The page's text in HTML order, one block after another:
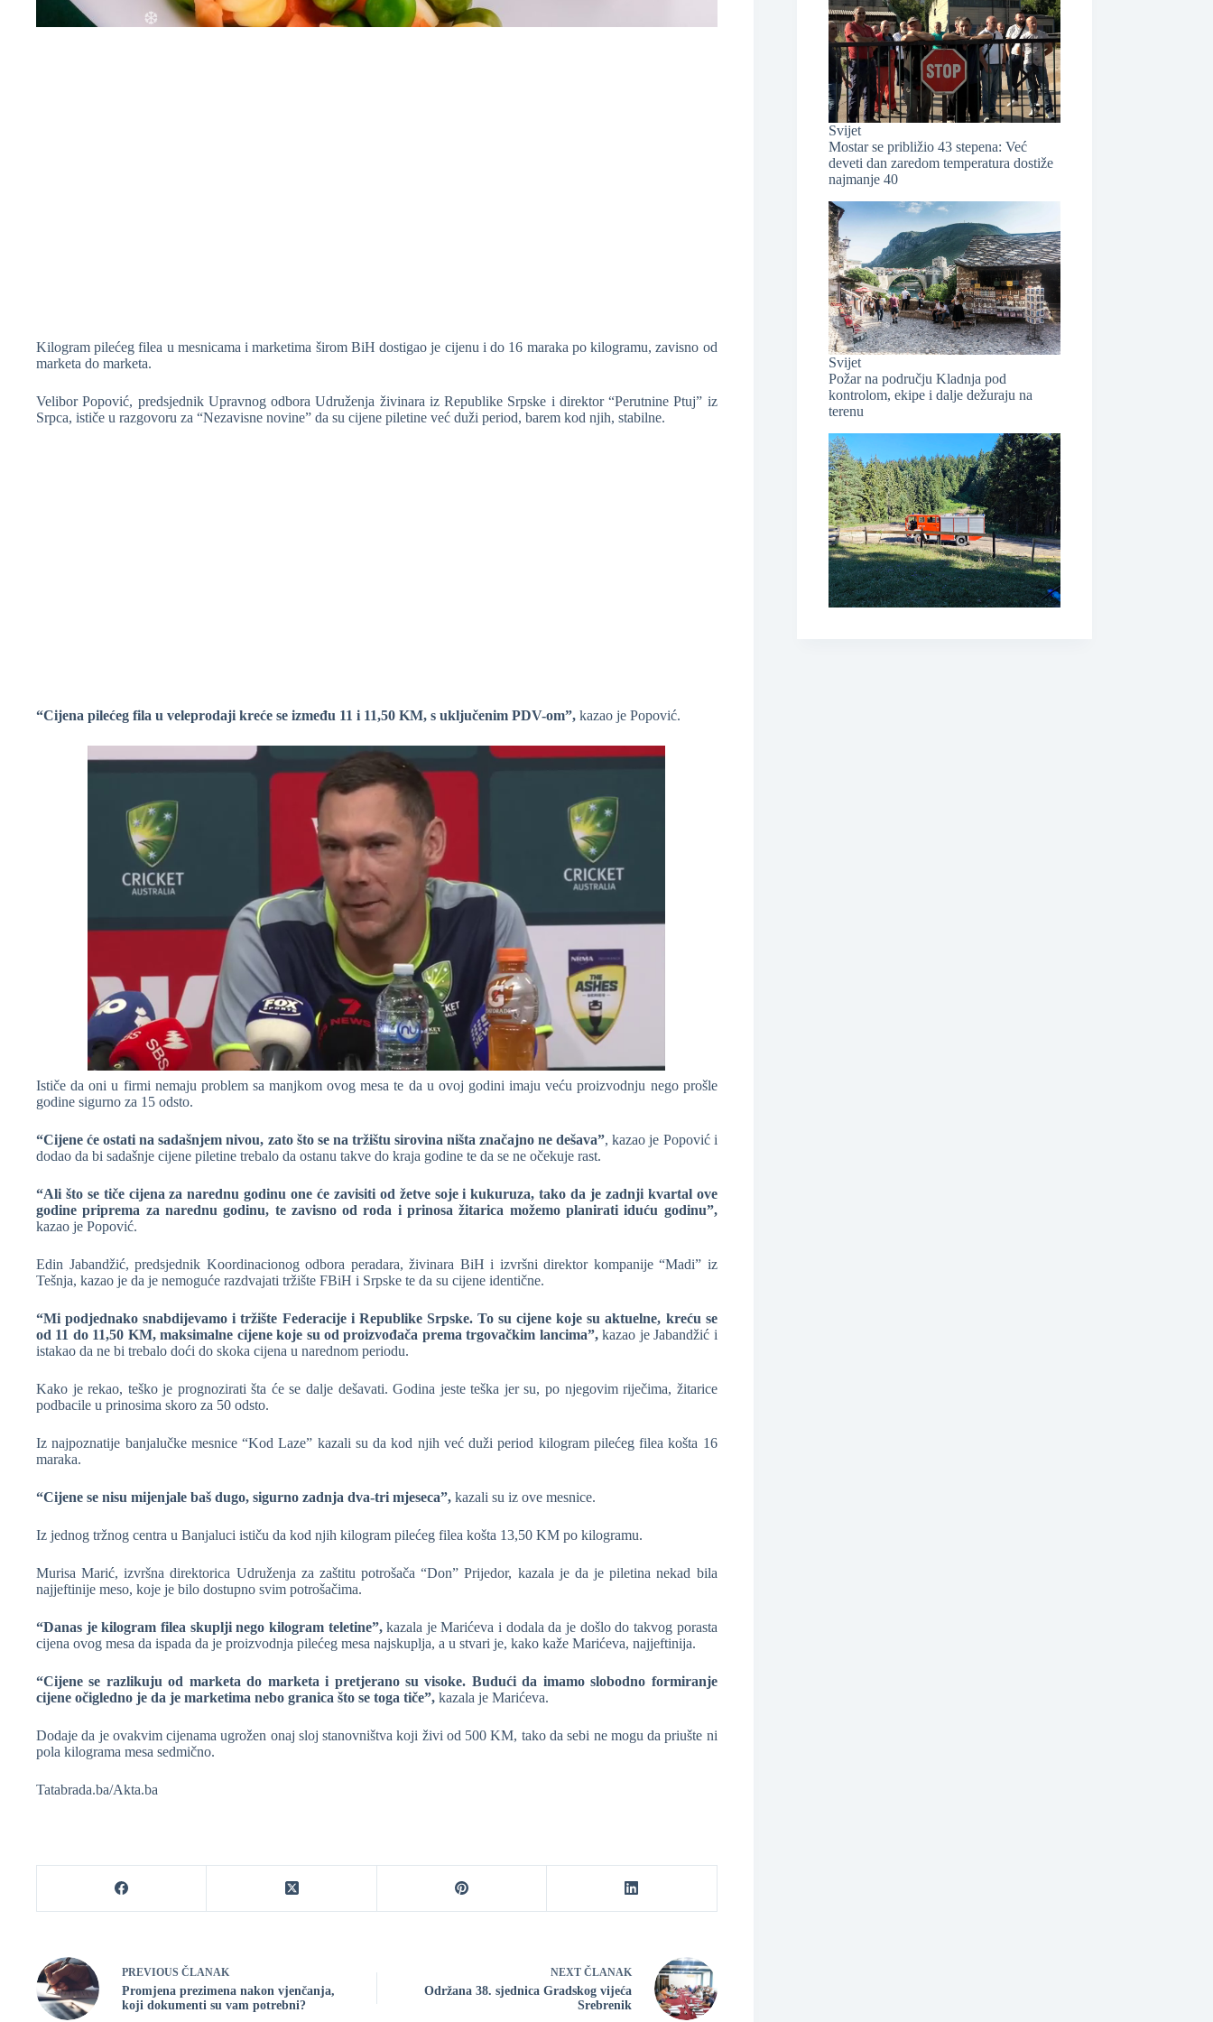
Kilogram pilećeg filea u mesnicama i marketima širom BiH dostigao je cijenu i do 16 maraka po kilogramu, zavisno od
marketa do marketa.
Velibor Popović, predsjednik Upravnog odbora Udruženja živinara iz Republike Srpske i direktor “Perutnine Ptuj” iz
Srpca, ističe u razgovoru za “Nezavisne novine” da su cijene piletine već duži period, barem kod njih, stabilne.
“Cijena pilećeg fila u veleprodaji kreće se između 11 i 11,50 KM, s uključenim PDV-om”, kazao je Popović.
Ističe da oni u firmi nemaju problem sa manjkom ovog mesa te da u ovoj godini imaju veću proizvodnju nego prošle
godine sigurno za 15 odsto.
“Cijene će ostati na sadašnjem nivou, zato što se na tržištu sirovina ništa značajno ne dešava”, kazao je Popović i
dodao da bi sadašnje cijene piletine trebalo da ostanu takve do kraja godine te da se ne očekuje rast.
“Ali što se tiče cijena za narednu godinu one će zavisiti od žetve soje i kukuruza, tako da je zadnji kvartal ove
godine priprema za narednu godinu, te zavisno od roda i prinosa žitarica možemo planirati iduću godinu”,
kazao je Popović.
Edin Jabandžić, predsjednik Koordinacionog odbora peradara, živinara BiH i izvršni direktor kompanije “Madi” iz
Tešnja, kazao je da je nemoguće razdvajati tržište FBiH i Srpske te da su cijene identične.
“Mi podjednako snabdijevamo i tržište Federacije i Republike Srpske. To su cijene koje su aktuelne, kreću se
od 11 do 11,50 KM, maksimalne cijene koje su od proizvođača prema trgovačkim lancima”,kazao je Jabandžić i
istakao da ne bi trebalo doći do skoka cijena u narednom periodu.
Kako je rekao, teško je prognozirati šta će se dalje dešavati. Godina jeste teška jer su, po njegovim riječima, žitarice
podbacile u prinosima skoro za 50 odsto.
Iz najpoznatije banjalučke mesnice “Kod Laze” kazali su da kod njih već duži period kilogram pilećeg filea košta 16
maraka.
“Cijene se nisu mijenjale baš dugo, sigurno zadnja dva-tri mjeseca”, kazali su iz ove mesnice.
Iz jednog tržnog centra u Banjaluci ističu da kod njih kilogram pilećeg filea košta 13,50 KM po kilogramu.
Murisa Marić, izvršna direktorica Udruženja za zaštitu potrošača “Don” Prijedor, kazala je da je piletina nekad bila
najjeftinije meso, koje je bilo dostupno svim potrošačima.
“Danas je kilogram filea skuplji nego kilogram teletine”,kazala je Marićeva i dodala da je došlo do takvog porasta
cijena ovog mesa da ispada da je proizvodnja pilećeg mesa najskuplja, a u stvari je, kako kaže Marićeva, najjeftinija.
“Cijene se razlikuju od marketa do marketa i pretjerano su visoke. Budući da imamo slobodno formiranje
cijene očigledno je da je marketima nebo granica što se toga tiče”, kazala je Marićeva.
Dodaje da je ovakvim cijenama ugrožen onaj sloj stanovništva koji živi od 500 KM, tako da sebi ne mogu da priušte ni
pola kilograma mesa sedmično.
Tatabrada.ba/Akta.ba
PREVIOUS ČLANAK
Promjena prezimena nakon vjenčanja,
koji dokumenti su vam potrebni?
NEXT ČLANAK
Održana 38. sjednica Gradskog vijeća
Srebrenik
Svijet
Mostar se približio 43 stepena: Već
deveti dan zaredom temperatura dostiže
najmanje 40
Svijet
Požar na području Kladnja pod
kontrolom, ekipe i dalje dežuraju na
terenu
❆
❆
❆